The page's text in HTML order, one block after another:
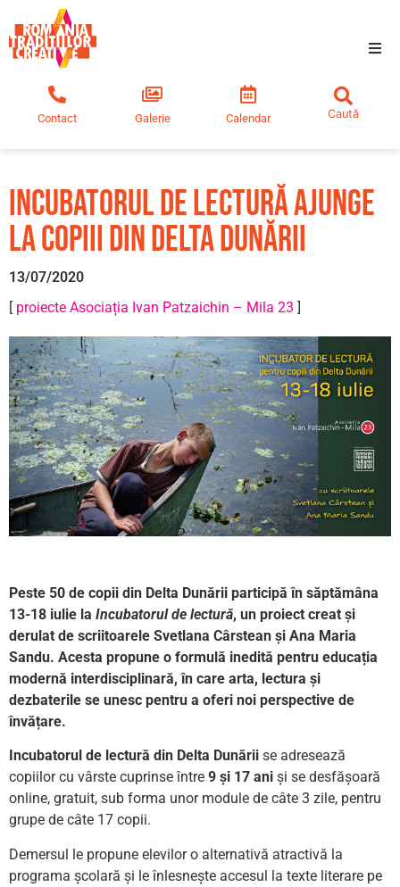
Tradiții creative
Educație
Noutăți
Contact Galerie Calendar
Incubatorul de lectură ajunge
la copiii din Delta Dunării
13/07/2020
[ proiecte Asociația Ivan Patzaichin – Mila 23 ]
Peste 50 de copii din Delta Dunării participă în săptămâna
13-18 iulie la Incubatorul de lectură, un proiect creat și
derulat de scriitoarele Svetlana Cârstean și Ana Maria
Sandu. Acesta propune o formulă inedită pentru educația
modernă interdisciplinară, în care arta, lectura și
dezbaterile se unesc pentru a oferi noi perspective de
învățare.
Incubatorul de lectură din Delta Dunării se adresează
copiilor cu vârste cuprinse între 9 și 17 ani și se desfășoară
online, gratuit, sub forma unor module de câte 3 zile, pentru
grupe de câte 17 copii.
Demersul le propune elevilor o alternativă atractivă la
programa școlară și le înlesnește accesul la texte literare pe